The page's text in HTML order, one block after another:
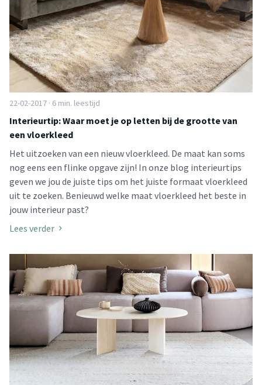
22-02-2017 · 6 min. leestijd
Interieurtip: Waar moet je op letten bij de grootte van
een vloerkleed
Het uitzoeken van een nieuw vloerkleed. De maat kan soms
nog eens een flinke opgave zijn! In onze blog interieurtips
geven we jou de juiste tips om het juiste formaat vloerkleed
uit te zoeken. Benieuwd welke maat vloerkleed het beste in
jouw interieur past?
Lees verder